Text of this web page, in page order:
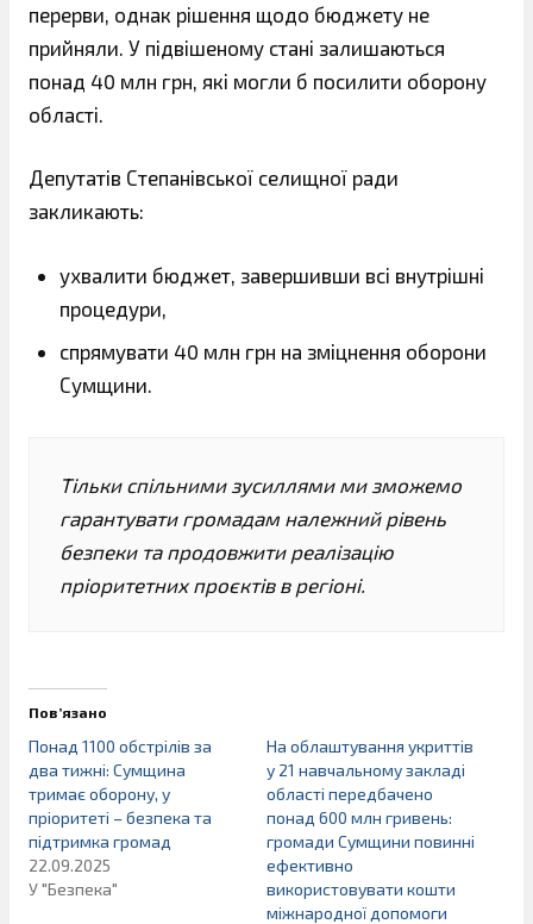
перерви, однак рішення щодо бюджету не
прийняли. У підвішеному стані залишаються
понад 40 млн грн, які могли б посилити оборону
області.
Депутатів Степанівської селищної ради
закликають:
ухвалити бюджет, завершивши всі внутрішні
процедури,
спрямувати 40 млн грн на зміцнення оборони
Сумщини.
Тільки спільними зусиллями ми зможемо
гарантувати громадам належний рівень
безпеки та продовжити реалізацію
пріоритетних проєктів в регіоні.
Пов’язано
Понад 1100 обстрілів за
два тижні: Сумщина
тримає оборону, у
пріоритеті – безпека та
підтримка громад
22.09.2025
У "Безпека"
На облаштування укриттів
у 21 навчальному закладі
області передбачено
понад 600 млн гривень:
громади Сумщини повинні
ефективно
використовувати кошти
міжнародної допомоги